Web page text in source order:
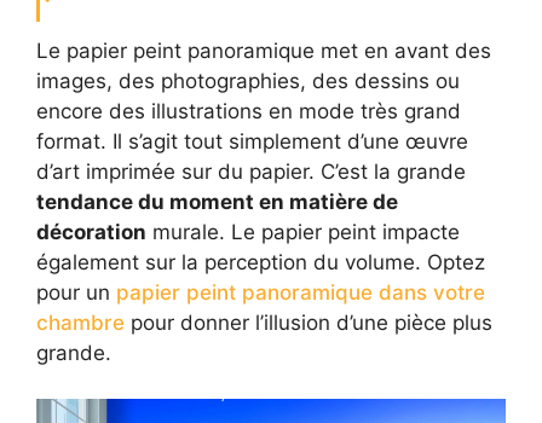
Le papier peint panoramique met en avant des
images, des photographies, des dessins ou
encore des illustrations en mode très grand
format. Il s’agit tout simplement d’une œuvre
d’art imprimée sur du papier. C’est la grande
tendance du moment en matière de
décoration murale. Le papier peint impacte
également sur la perception du volume. Optez
pour un papier peint panoramique dans votre
chambre pour donner l’illusion d’une pièce plus
grande.